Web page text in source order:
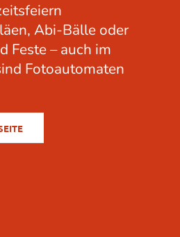
, Abi-Bälle oder
Feste – auch im
Fotoautomaten